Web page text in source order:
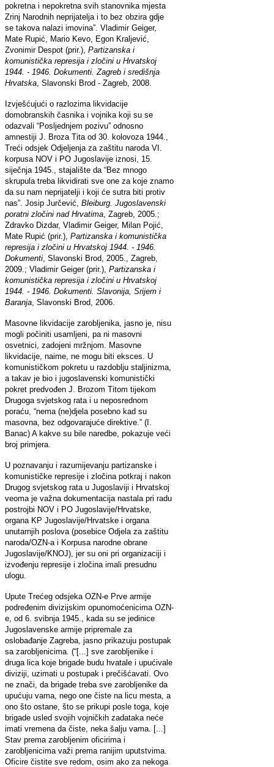
pokretna i nepokretna svih stanovnika mjesta
Zrinj Narodnih neprijatelja i to bez obzira gdje
se takova nalazi imovina”. Vladimir Geiger,
Mate Rupić, Mario Kevo, Egon Kraljević,
Zvonimir Despot (prir.), Partizanska i
komunistička represija i zločini u Hrvatskoj
1944. - 1946. Dokumenti. Zagreb i središnja
Hrvatska , Slavonski Brod - Zagreb, 2008.
Izvješćujući o razlozima likvidacije
domobranskih časnika i vojnika koji su se
odazvali “Posljednjem pozivu” odnosno
amnestiji J. Broza Tita od 30. kolovoza 1944.,
Treći odsjek Odjeljenja za zaštitu naroda VI.
korpusa NOV i PO Jugoslavije iznosi, 15.
siječnja 1945., stajalište da “Bez mnogo
skrupula treba likvidirati sve one za koje znamo
da su nam neprijatelji i koji će sutra biti protiv
nas”. Josip Jurčević, Bleiburg. Jugoslavenski
poratni zločini nad Hrvatima , Zagreb, 2005.;
Zdravko Dizdar, Vladimir Geiger, Milan Pojić,
Mate Rupić (prir.), Partizanska i komunistička
represija i zločini u Hrvatskoj 1944. - 1946.
Dokumenti , Slavonski Brod, 2005., Zagreb,
2009.; Vladimir Geiger (prir.), Partizanska i
komunistička represija i zločini u Hrvatskoj
1944. - 1946. Dokumenti. Slavonija, Srijem i
Baranja , Slavonski Brod, 2006.
Masovne likvidacije zarobljenika, jasno je, nisu
mogli počiniti usamljeni, pa ni masovni
osvetnici, zadojeni mržnjom. Masovne
likvidacije, naime, ne mogu biti eksces. U
komunističkom pokretu u razdoblju staljinizma,
a takav je bio i jugoslavenski komunistički
pokret predvođen J. Brozom Titom tijekom
Drugoga svjetskog rata i u neposrednom
poraću, “nema (ne)djela posebno kad su
masovna, bez odgovarajuće direktive.” (I.
Banac) A kakve su bile naredbe, pokazuje veći
broj primjera.
U poznavanju i razumijevanju partizanske i
komunističke represije i zločina potkraj i nakon
Drugog svjetskog rata u Jugoslaviji i Hrvatskoj
veoma je važna dokumentacija nastala pri radu
postrojbi NOV i PO Jugoslavije/Hrvatske,
organa KP Jugoslavije/Hrvatske i organa
unutarnjih poslova (posebice Odjela za zaštitu
naroda/OZN-a i Korpusa narodne obrane
Jugoslavije/KNOJ), jer su oni pri organizaciji i
izvođenju represije i zločina imali presudnu
ulogu.
Upute Trećeg odsjeka OZN-e Prve armije
podređenim divizijskim opunomoćenicima OZN-
e, od 6. svibnja 1945., kada su se jedinice
Jugoslavenske armije pripremale za
oslobađanje Zagreba, jasno prikazuju postupak
sa zarobljenicima. (“[...] sve zarobljenike i
druga lica koje brigade budu hvatale i upućivale
diviziji, uzimati u postupak i prečišćavati. Ovo
ne znači, da brigade treba sve zarobljenike da
upućuju vama, nego one čiste na licu mesta, a
ono što ostane, što se prikupi posle toga, koje
brigade usled svojih vojničkih zadataka neće
imati vremena da čiste, neka šalju vama. [...]
Stav prema zarobljenim oficirima i
zarobljenicima važi prema ranijim uputstvima.
Oficire čistite sve redom, osim ako za nekoga